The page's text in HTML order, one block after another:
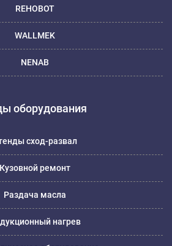
REHOBOT
WALLMEK
NENAB
оборудования
сход-развал
Кузовной ремонт
Раздача масла
нагрев